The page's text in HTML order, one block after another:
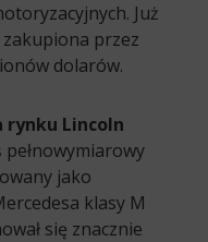
Już
przez
dolarów.
rynku Lincoln
jako
klasy M
się znacznie